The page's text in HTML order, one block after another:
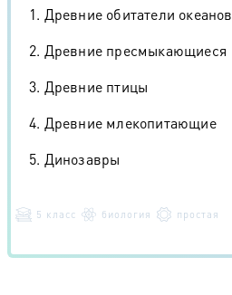
1. Древние обитатели океанов
2. Древние пресмыкающиеся
3. Древние птицы
4. Древние млекопитающие
5. Динозавры
5 класс биология простая